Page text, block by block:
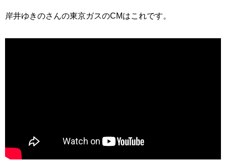
岸井ゆきのさんの東京ガスのCMはこれです。